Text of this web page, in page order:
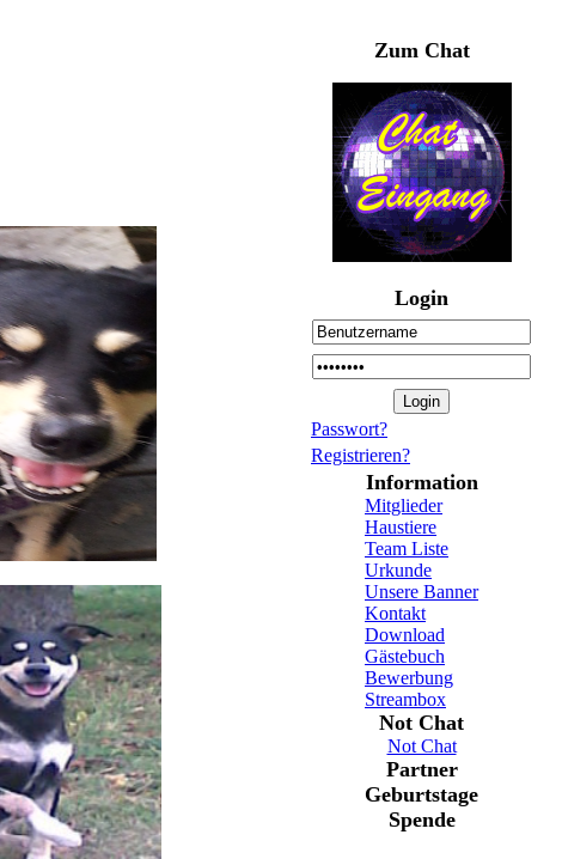
Zum Chat
Login
Passwort?
Registrieren?
Information
Mitglieder
Haustiere
Team Liste
Urkunde
Unsere Banner
Kontakt
Download
Gästebuch
Bewerbung
Streambox
Not Chat
Not Chat
Partner
Geburtstage
Spende